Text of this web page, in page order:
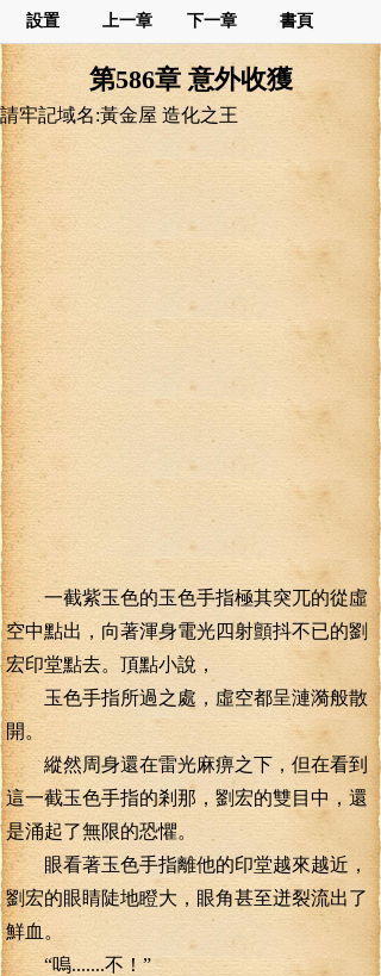
設置 上一章 下一章 書頁
第586章 意外收獲
請牢記域名:黃金屋 造化之王
一截紫玉色的玉色手指極其突兀的從虛
空中點出，向著渾身電光四射顫抖不已的劉
宏印堂點去。頂點小說，
玉色手指所過之處，虛空都呈漣漪般散
開。
縱然周身還在雷光麻痹之下，但在看到
這一截玉色手指的剎那，劉宏的雙目中，還
是涌起了無限的恐懼。
眼看著玉色手指離他的印堂越來越近，
劉宏的眼睛陡地瞪大，眼角甚至迸裂流出了
鮮血。
“嗚.......不！”